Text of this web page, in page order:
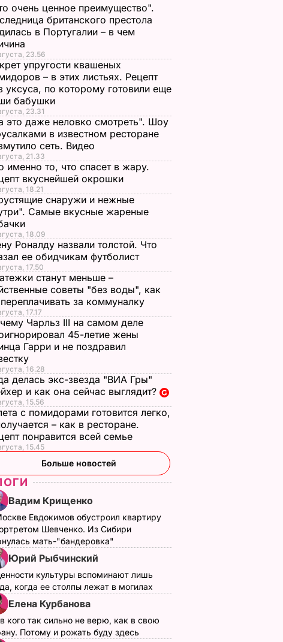
очень ценное преимущество".
британского престола
в Португалии – в чем
23.56
упругости квашеных
– в этих листьях. Рецепт
уксуса, по которому готовили еще
бабушки
23.31
это даже неловко смотреть". Шоу
в известном ресторане
сеть. Видео
21.33
именно то, что спасет в жару.
вкуснейшей окрошки
18.21
снаружи и нежные
Самые вкусные жареные
18.09
Роналду назвали толстой. Что
ее обидчикам футболист
17.50
станут меньше –
советы "без воды", как
за коммуналку
17.17
Чарльз III на самом деле
45-летие жены
Гарри и не поздравил
16.28
делась экс-звезда "ВИА Гры"
и как она сейчас выглядит?
15.56
с помидорами готовится легко,
– как в ресторане.
понравится всей семье
15.45
Больше новостей
Вадим Крищенко
Евдокимов обустроил квартиру
Шевченко. Из Сибири
мать-"бандеровка"
Юрий Рыбчинский
культуры вспоминают лишь
когда ее столпы лежат в могилах
Елена Курбанова
кого так сильно не верю, как в свою
Потому и рожать буду здесь